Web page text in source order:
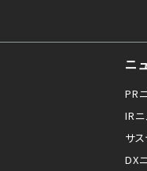
ニ
PR
IRニ
サ
DX